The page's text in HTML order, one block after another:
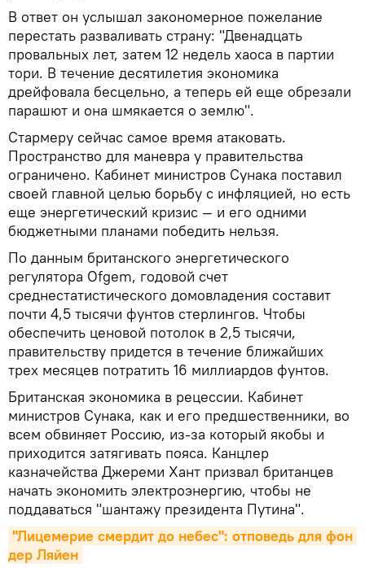
В ответ он услышал закономерное пожелание
перестать разваливать страну: "Двенадцать
провальных лет, затем 12 недель хаоса в партии
тори. В течение десятилетия экономика
дрейфовала бесцельно, а теперь ей еще обрезали
парашют и она шмякается о землю".
Стармеру сейчас самое время атаковать.
Пространство для маневра у правительства
ограничено. Кабинет министров Сунака поставил
своей главной целью борьбу с инфляцией, но есть
еще энергетический кризис — и его одними
бюджетными планами победить нельзя.
По данным британского энергетического
регулятора Ofgem, годовой счет
среднестатистического домовладения составит
почти 4,5 тысячи фунтов стерлингов. Чтобы
обеспечить ценовой потолок в 2,5 тысячи,
правительству придется в течение ближайших
трех месяцев потратить 16 миллиардов фунтов.
Британская экономика в рецессии. Кабинет
министров Сунака, как и его предшественники, во
всем обвиняет Россию, из-за который якобы и
приходится затягивать пояса. Канцлер
казначейства Джереми Хант призвал британцев
начать экономить электроэнергию, чтобы не
поддаваться "шантажу президента Путина".
"Лицемерие смердит до небес": отповедь для фон
дер Ляйен